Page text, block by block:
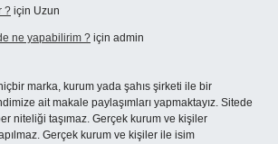
? için Uzun
ne yapabilirim ? için admin
marka, kurum yada şahıs şirketi ile bir
ait makale paylaşımları yapmaktayız. Sitede
niteliği taşımaz. Gerçek kurum ve kişiler
Gerçek kurum ve kişiler ile isim